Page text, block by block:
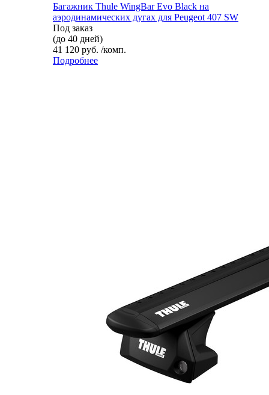
Багажник Thule WingBar Evo Black на
аэродинамических дугах для Peugeot 407 SW
Под заказ
(до 40 дней)
41 120 руб. /комп.
Подробнее